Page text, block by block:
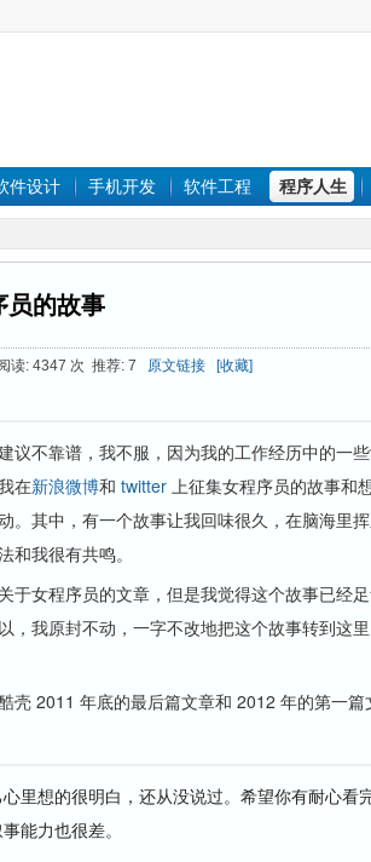
件设计 手机开发 软件工程 程序人生
员的故事
读: 4347 次 推荐: 7 原文链接 [收藏]
议不靠谱，我不服，因为我的工作经历中的一
在新浪微博和 twitter 上征集女程序员的故事和
。其中，有一个故事让我回味很久，在脑海里
我很有共鸣。
于女程序员的文章，但是我觉得这个故事已经
我原封不动，一字不改地把这个故事转到这里
壳 2011 年底的最后篇文章和 2012 年的第一篇
想的很明白，还从没说过。希望你有耐心看
能力也很差。